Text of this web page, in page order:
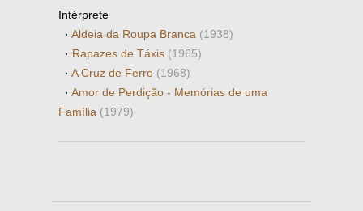
Intérprete
· Aldeia da Roupa Branca (1938)
· Rapazes de Táxis (1965)
· A Cruz de Ferro (1968)
· Amor de Perdição - Memórias de uma
Família (1979)